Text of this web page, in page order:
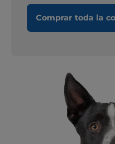
Comprar toda la